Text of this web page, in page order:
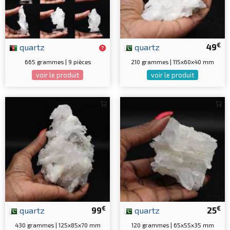
quartz
665 grammes | 9 pièces
voir le produit
49€
quartz
210 grammes | 115x60x40 mm
voir le produit
99€
quartz
430 grammes | 125x85x70 mm
25€
quartz
120 grammes | 65x55x35 mm